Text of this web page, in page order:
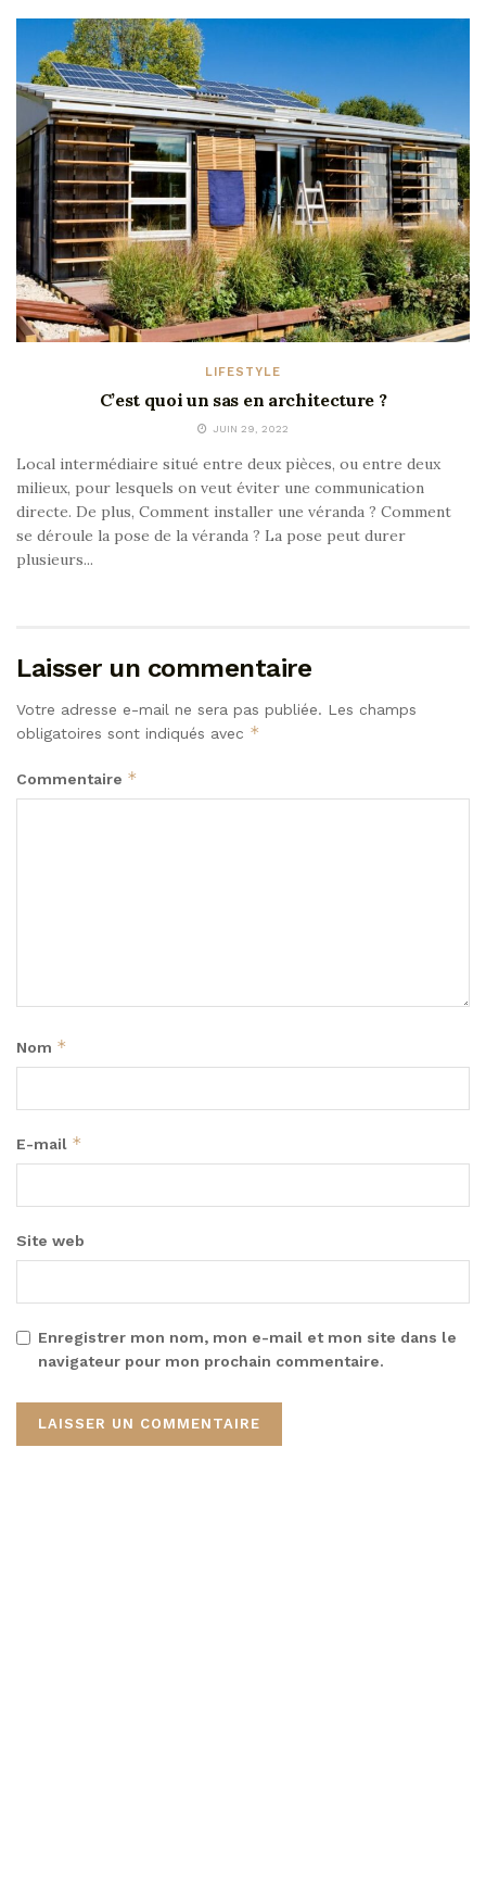
LIFESTYLE
C’est quoi un sas en architecture ?
JUIN 29, 2022
Local intermédiaire situé entre deux pièces, ou entre deux
milieux, pour lesquels on veut éviter une communication
directe. De plus, Comment installer une véranda ? Comment
se déroule la pose de la véranda ? La pose peut durer
plusieurs...
Laisser un commentaire
Votre adresse e-mail ne sera pas publiée. Les champs
obligatoires sont indiqués avec *
Commentaire *
Nom *
E-mail *
Site web
Enregistrer mon nom, mon e-mail et mon site dans le
navigateur pour mon prochain commentaire.